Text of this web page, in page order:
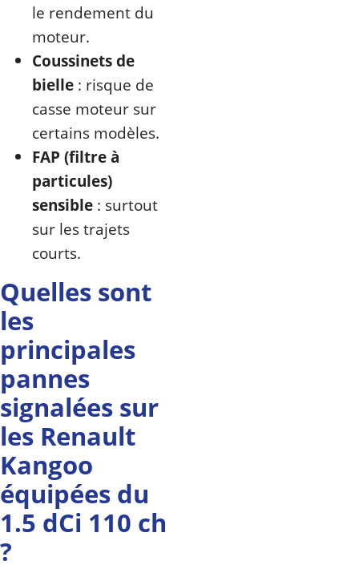
le rendement du
moteur.
Coussinets de
bielle : risque de
casse moteur sur
certains modèles.
FAP (filtre à
particules)
sensible : surtout
sur les trajets
courts.
Quelles sont
les
principales
pannes
signalées sur
les Renault
Kangoo
équipées du
1.5 dCi 110 ch
?